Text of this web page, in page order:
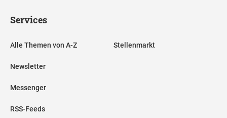
Services
Alle Themen von A-Z
Newsletter
Messenger
RSS-Feeds
Stellenmarkt